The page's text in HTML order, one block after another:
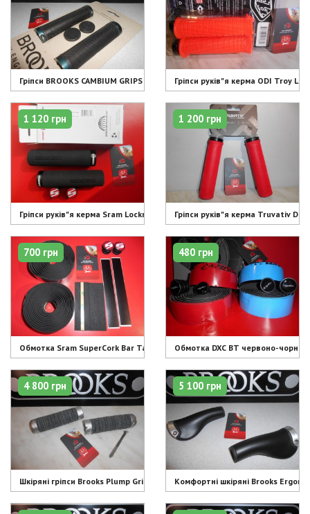
Гріпси BROOKS CAMBIUM GRIPS BLACK OCTANE - 1820 грн
Гріпси руків"я керма ODI Troy
Гріпси руків"я керма Sram Lockring Foam чорні замки і руків"я - 1120 грн
1 120 грн
Гріпси руків"я керма Truvativ
1 200 грн
Обмотка Sram SuperCork Bar Tape чорна - 700 грн
700 грн
Обмотка DXC BT червоно-чорна,
480 грн
Шкіряні гріпси Brooks Plump Grips Black - 4800 грн
4 800 грн
Комфортні шкіряні Brooks Ergon
5 100 грн